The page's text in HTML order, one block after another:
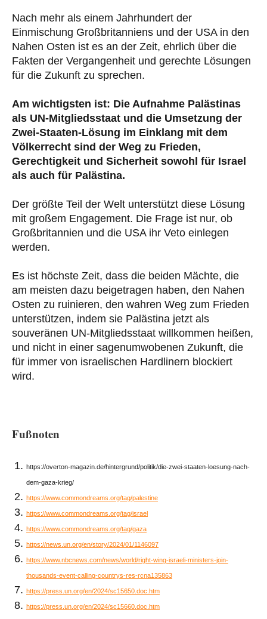
Nach mehr als einem Jahrhundert der
Einmischung Großbritanniens und der USA in den
Nahen Osten ist es an der Zeit, ehrlich über die
Fakten der Vergangenheit und gerechte Lösungen
für die Zukunft zu sprechen.
Am wichtigsten ist: Die Aufnahme Palästinas
als UN-Mitgliedsstaat und die Umsetzung der
Zwei-Staaten-Lösung im Einklang mit dem
Völkerrecht sind der Weg zu Frieden,
Gerechtigkeit und Sicherheit sowohl für Israel
als auch für Palästina.
Der größte Teil der Welt unterstützt diese Lösung
mit großem Engagement. Die Frage ist nur, ob
Großbritannien und die USA ihr Veto einlegen
werden.
Es ist höchste Zeit, dass die beiden Mächte, die
am meisten dazu beigetragen haben, den Nahen
Osten zu ruinieren, den wahren Weg zum Frieden
unterstützen, indem sie Palästina jetzt als
souveränen UN-Mitgliedsstaat willkommen heißen,
und nicht in einer sagenumwobenen Zukunft, die
für immer von israelischen Hardlinern blockiert
wird.
Fußnoten
https://overton-magazin.de/hintergrund/politik/die-zwei-staaten-loesung-nach-
dem-gaza-krieg/
https://www.commondreams.org/tag/palestine
https://www.commondreams.org/tag/israel
https://www.commondreams.org/tag/gaza
https://news.un.org/en/story/2024/01/1146097
https://www.nbcnews.com/news/world/right-wing-israeli-ministers-join-
thousands-event-calling-countrys-res-rcna135863
https://press.un.org/en/2024/sc15650.doc.htm
https://press.un.org/en/2024/sc15660.doc.htm